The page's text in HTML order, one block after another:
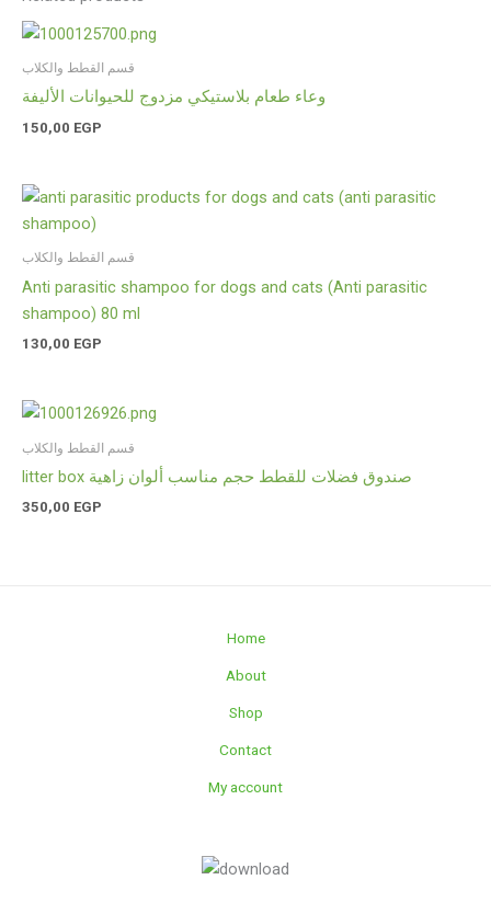
قسم القطط والكلاب
وعاء طعام بلاستيكي مزدوج للحيوانات الأليفة
150,00 EGP
قسم القطط والكلاب
Anti parasitic shampoo for dogs and cats (Anti parasitic
shampoo) 80 ml
130,00 EGP
قسم القطط والكلاب
litter box صندوق فضلات للقطط حجم مناسب ألوان زاهية
350,00 EGP
Home
About
Shop
Contact
My account